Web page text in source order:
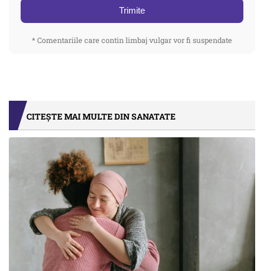
Trimite
* Comentariile care contin limbaj vulgar vor fi suspendate
CITEȘTE MAI MULTE DIN SANATATE